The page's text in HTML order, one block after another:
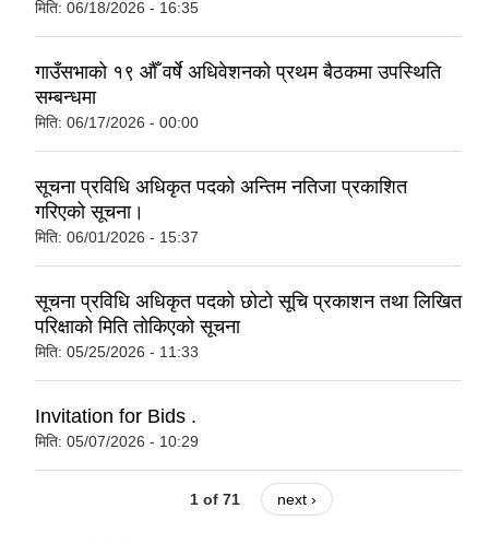
मिति: 06/18/2026 - 16:35
गाउँसभाको १९ औँ वर्षे अधिवेशनको प्रथम बैठकमा उपस्थिति
सम्बन्धमा
मिति: 06/17/2026 - 00:00
सूचना प्रविधि अधिकृत पदको अन्तिम नतिजा प्रकाशित
गरिएको सूचना।
मिति: 06/01/2026 - 15:37
सूचना प्रविधि अधिकृत पदको छोटो सूचि प्रकाशन तथा लिखित
परिक्षाको मिति तोकिएको सूचना
मिति: 05/25/2026 - 11:33
Invitation for Bids .
मिति: 05/07/2026 - 10:29
1 of 71 next ›